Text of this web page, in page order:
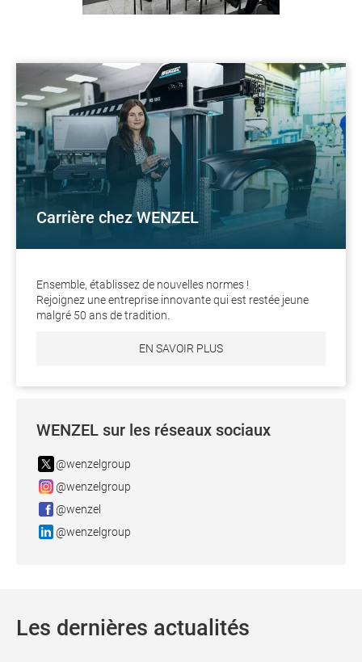
Carrière chez WENZEL
Ensemble, établissez de nouvelles normes !
Rejoignez une entreprise innovante qui est restée jeune
malgré 50 ans de tradition.
EN SAVOIR PLUS
WENZEL sur les réseaux sociaux
@wenzelgroup
@wenzelgroup
@wenzel
@wenzelgroup
Les dernières actualités